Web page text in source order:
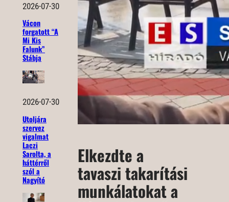
2026-07-30
Vácon
forgatott “A
Mi Kis
Falunk”
Stábja
2026-07-30
Utoljára
szervez
vigalmat
Laczi
Sarolta, a
háttérről
szól a
Nagyító
Elkezdte a
tavaszi takarítási
munkálatokat a